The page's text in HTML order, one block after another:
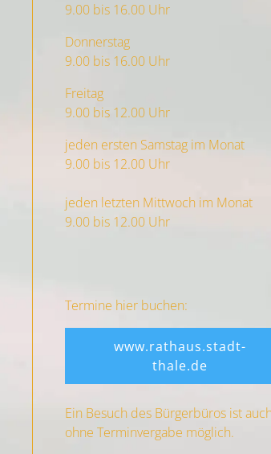
9.00 bis 16.00 Uhr
Donnerstag
9.00 bis 16.00 Uhr
Freitag
9.00 bis 12.00 Uhr
jeden ersten Samstag im Monat
9.00 bis 12.00 Uhr
jeden letzten Mittwoch im Monat
9.00 bis 12.00 Uhr
Termine hier buchen:
www.rathaus.stadt-
thale.de
Ein Besuch des Bürgerbüros ist auch
ohne Terminvergabe möglich.